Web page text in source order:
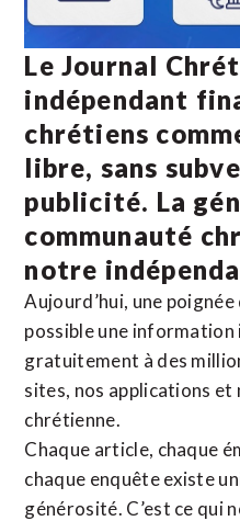
Le Journal
indépendant
chrétiens
libre, sans
publicité. La
communauté
notre
Aujourd’hui, une
possible une information
gratuitement à des
sites, nos applications et
chrétienne.
Chaque article, chaque
chaque enquête existe
générosité. C’est ce qui